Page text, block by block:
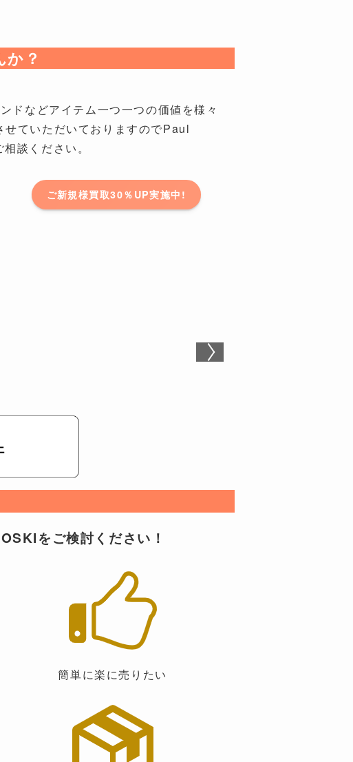
？
などアイテム一つ一つの価値を様々
ていただいておりますのでPaul
談ください。
ご新規様買取30％UP実施中!
をご検討ください！
簡単に楽に売りたい